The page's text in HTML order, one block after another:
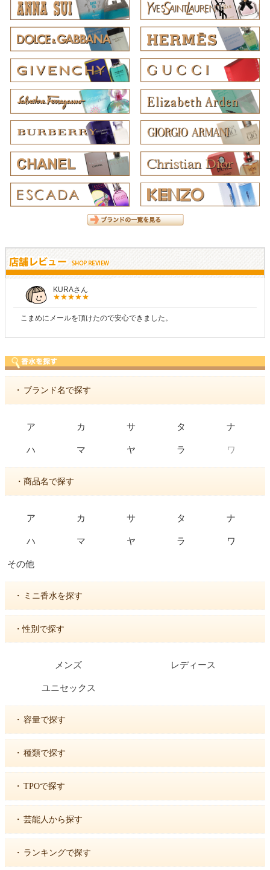
KURAさん
こまめにメールを頂けたので安心できました。
・ ブランド名で探す
ア カ サ タ ナ
ハ マ ヤ ラ ワ
・商品名で探す
ア カ サ タ ナ
ハ マ ヤ ラ ワ
その他
・ ミニ香水を探す
・性別で探す
メンズ レディース
ユニセックス
・ 容量で探す
・ 種類で探す
・ TPOで探す
・ 芸能人から探す
・ ランキングで探す